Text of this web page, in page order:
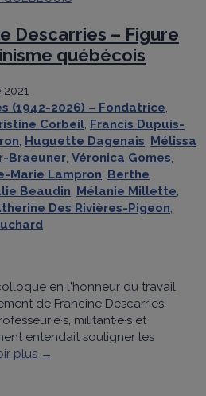
Descarries – Figure
québécois
(1942-2026) – Fondatrice,
Corbeil, Francis Dupuis-
, Huguette Dagenais, Mélissa
Braeuner, Véronica Gomes,
Marie Lampron, Berthe
Beaudin, Mélanie Millette,
Des Rivières-Pigeon,
en l'honneur du travail
de Francine Descarries.
militant·e·s et
entendait souligner les
plus →